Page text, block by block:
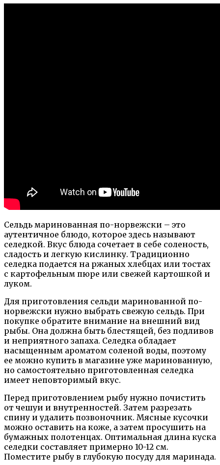
Сельдь маринованная по-норвежски – это
аутентичное блюдо, которое здесь называют
селедкой. Вкус блюда сочетает в себе соленость,
сладость и легкую кислинку. Традиционно
селедка подается на ржаных хлебцах или тостах
с картофельным пюре или свежей картошкой и
луком.
Для приготовления сельди маринованной по-
норвежски нужно выбрать свежую сельдь. При
покупке обратите внимание на внешний вид
рыбы. Она должна быть блестящей, без подливов
и неприятного запаха. Селедка обладает
насыщенным ароматом соленой воды, поэтому
ее можно купить в магазине уже маринованную,
но самостоятельно приготовленная селедка
имеет неповторимый вкус.
Перед приготовлением рыбу нужно почистить
от чешуи и внутренностей. Затем разрезать
спину и удалить позвоночник. Мясные кусочки
можно оставить на коже, а затем просушить на
бумажных полотенцах. Оптимальная длина куска
селедки составляет примерно 10-12 см.
Поместите рыбу в глубокую посуду для маринада.